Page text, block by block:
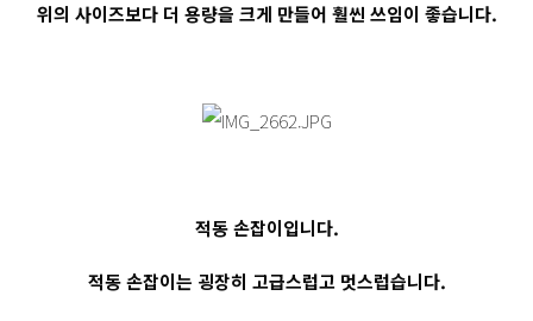
위의 사이즈보다 더 용량을 크게 만들어 훨씬 쓰임이 좋습니다.
적동 손잡이입니다.
적동 손잡이는 굉장히 고급스럽고 멋스럽습니다.